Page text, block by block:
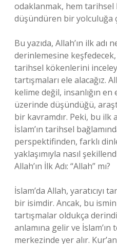
odaklanmak, hem tarihsel
düşündüren bir yolculuğa
Bu yazıda, Allah’ın ilk adı
derinlemesine keşfedecek,
tarihsel kökenlerini
tartışmaları ele alacağız.
kelime değil, insanlığın
üzerinde düşündüğü,
bir kavramdır. Peki, bu ilk
İslam’ın tarihsel
perspektifinden, farklı
yaklaşımıyla nasıl
Allah’ın İlk Adı: “Allah” mı?
İslam’da Allah, yaratıcıyı
bir isimdir. Ancak, bu
tartışmalar oldukça
anlamına gelir ve
merkezinde yer alır.